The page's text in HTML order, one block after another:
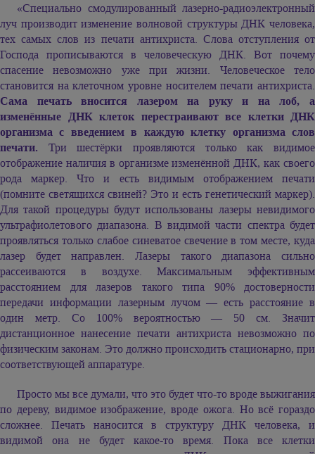
«Специально смодулированный лазерно-радиоэлектронный
луч производит изменение волновой структуры ДНК человека,
тех самых слов из печати антихриста. Слова отступления от
Господа прописываются в человеческую ДНК. Вот почему
спасение невозможно уже при жизни. Человеческое тело
становится на клеточном уровне носителем печати антихриста.
Сама печать вносится лазером на руку и на лоб, а
изменённые ДНК клеток перестраивают все клетки ДНК
организма с введением в каждую клетку организма слов
печати. Три шестёрки проявляются только как видимое
отображение наличия в организме изменённой ДНК, как своего
рода маркер. Что и есть видимым отображением печати
(помните светящихся свиней? Это и есть генетический маркер).
Для такой процедуры будут использованы лазеры невидимого
ультрафиолетового диапазона. В видимой части спектра будет
проявляться только слабое синеватое свечение в том месте, куда
лазер будет направлен. Лазеры такого диапазона сильно
рассеиваются в воздухе. Максимальным эффективным
расстоянием для лазеров такого типа 90% достоверности
передачи информации лазерным лучом — есть расстояние в
один метр. Со 100% вероятностью — 50 см. Значит
дистанционное нанесение печати антихриста невозможно по
физическим законам. Это должно происходить стационарно, при
соответствующей аппаратуре.
Просто мы все думали, что это будет что-то вроде выжигания
по дереву, видимое изображение, вроде ожога. Но всё гораздо
сложнее. Печать наносится в структуру ДНК человека, и
видимой она не будет какое-то время. Пока все клетки